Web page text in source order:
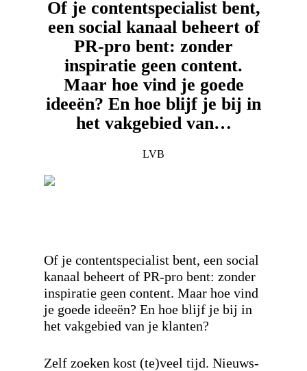
Of je contentspecialist bent,
een social kanaal beheert of
PR-pro bent: zonder
inspiratie geen content.
Maar hoe vind je goede
ideeën? En hoe blijf je bij in
het vakgebied van…
LVB
Of je contentspecialist bent, een social
kanaal beheert of PR-pro bent: zonder
inspiratie geen content. Maar hoe vind
je goede ideeën? En hoe blijf je bij in
het vakgebied van je klanten?
Zelf zoeken kost (te)veel tijd. Nieuws-